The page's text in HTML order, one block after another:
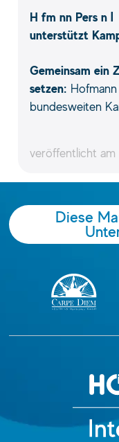
H fm nn Pers n l
unterstützt
Gemeinsam ein
setzen:
bundesweiten
veröffentlicht am
Diese